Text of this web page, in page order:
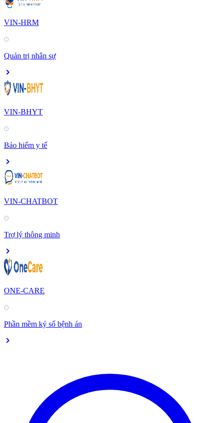
VIN-HRM
Quản trị nhân sự
VIN-BHYT
Bảo hiểm y tế
VIN-CHATBOT
Trợ lý thông minh
ONE-CARE
Phần mềm ký số bệnh án